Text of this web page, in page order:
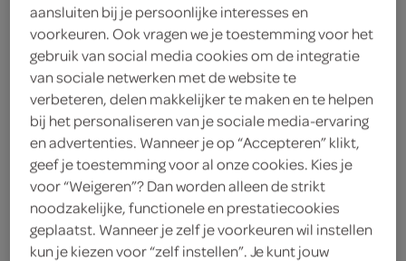
1 handje pistachenoten
250 gram gemengd rood fruit
1 zakje vanillesuiker
500 gram Griekse yoghurt
125 milliliter slagroom
aansluiten bij je persoonlijke interesses en
voorkeuren. Ook vragen we je toestemming voor het
gebruik van social media cookies om de integratie
van sociale netwerken met de website te
verbeteren, delen makkelijker te maken en te helpen
bij het personaliseren van je sociale media-ervaring
en advertenties. Wanneer je op “Accepteren” klikt,
geef je toestemming voor al onze cookies. Kies je
voor “Weigeren”? Dan worden alleen de strikt
noodzakelijke, functionele en prestatiecookies
geplaatst. Wanneer je zelf je voorkeuren wil instellen
kun je kiezen voor “zelf instellen”. Je kunt jouw